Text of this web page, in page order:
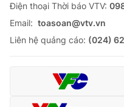
Tư vấn
Chuyên mục khác
Ðiện thoại Thời báo VTV:
Email: toasoan@vtv.vn
Liên hệ quảng cáo: (024)